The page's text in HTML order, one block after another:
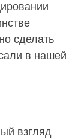
сделать
в нашей
взгляд